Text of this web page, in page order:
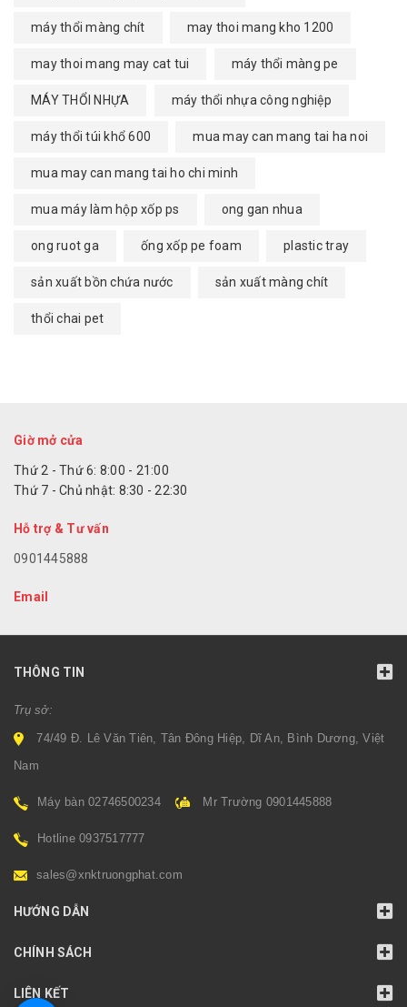
máy thổi màng chít may thoi mang kho 1200
may thoi mang may cat tui máy thổi màng pe
MÁY THỔI NHỰA máy thổi nhựa công nghiệp
máy thổi túi khổ 600 mua may can mang tai ha noi
mua may can mang tai ho chi minh
mua máy làm hộp xốp ps ong gan nhua
ong ruot ga ống xốp pe foam plastic tray
sản xuất bồn chứa nước sản xuất màng chít
thổi chai pet
Giờ mở cửa
Thứ 2 - Thứ 6: 8:00 - 21:00
Thứ 7 - Chủ nhật: 8:30 - 22:30
Hỗ trợ & Tư vấn
0901445888
Email
THÔNG TIN
Trụ sở:
74/49 Đ. Lê Văn Tiên, Tân Đông Hiệp, Dĩ An, Bình Dương, Việt
Nam
Máy bàn 02746500234 Mr Trường 0901445888
Hotline 0937517777
sales@xnktruongphat.com
HƯỚNG DẪN
CHÍNH SÁCH
LIÊN KẾT